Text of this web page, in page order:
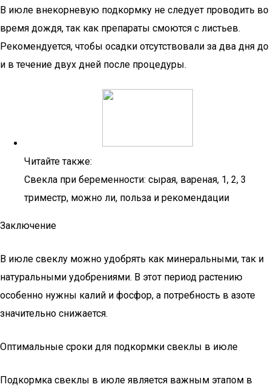
В июле внекорневую подкормку не следует проводить во
время дождя, так как препараты смоются с листьев.
Рекомендуется, чтобы осадки отсутствовали за два дня до
и в течение двух дней после процедуры.
Читайте также:
Свекла при беременности: сырая, вареная, 1, 2, 3
триместр, можно ли, польза и рекомендации
Заключение
В июле свеклу можно удобрять как минеральными, так и
натуральными удобрениями. В этот период растению
особенно нужны калий и фосфор, а потребность в азоте
значительно снижается.
Оптимальные сроки для подкормки свеклы в июле
Подкормка свеклы в июле является важным этапом в